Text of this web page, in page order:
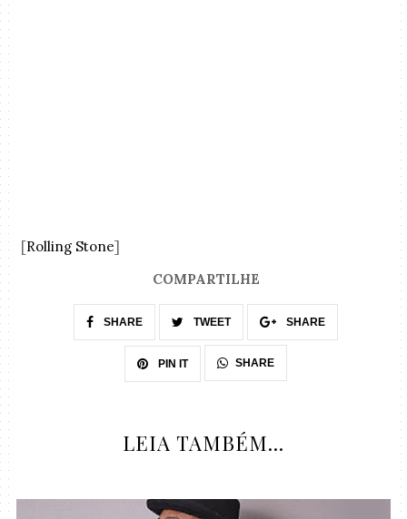
[Rolling Stone]
COMPARTILHE
SHARE TWEET SHARE
PIN IT SHARE
LEIA TAMBÉM...